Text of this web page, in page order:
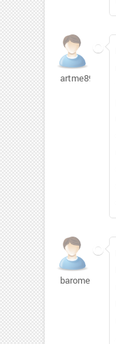
artme899
barome